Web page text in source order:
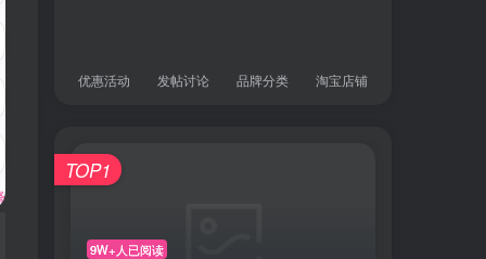
优惠活动 发帖讨论 品牌分类 淘宝店铺
9W+人已阅读
TOP1